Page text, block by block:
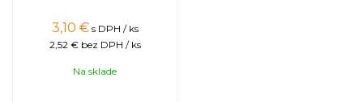
3,10 € s DPH / ks
2,52 € bez DPH / ks
Na sklade